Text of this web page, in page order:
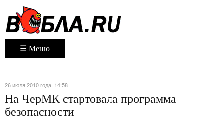
☰ Меню
26 июля 2010 года. 14:58
На ЧерМК стартовала программа
безопасности